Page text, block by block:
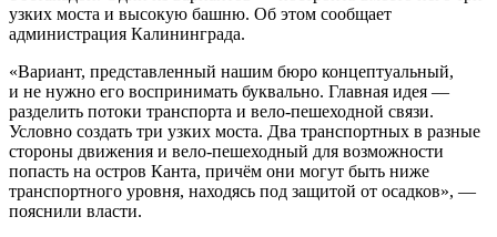
узких моста и высокую башню. Об этом сообщает
администрация Калининграда.
«Вариант, представленный нашим бюро концептуальный,
и не нужно его воспринимать буквально. Главная идея —
разделить потоки транспорта и вело-пешеходной связи.
Условно создать три узких моста. Два транспортных в разные
стороны движения и вело-пешеходный для возможности
попасть на остров Канта, причём они могут быть ниже
транспортного уровня, находясь под защитой от осадков», —
пояснили власти.